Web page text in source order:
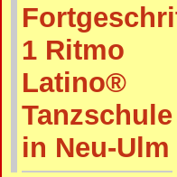
1 Ritmo
Latino®
Tanzschule
in Neu-Ulm